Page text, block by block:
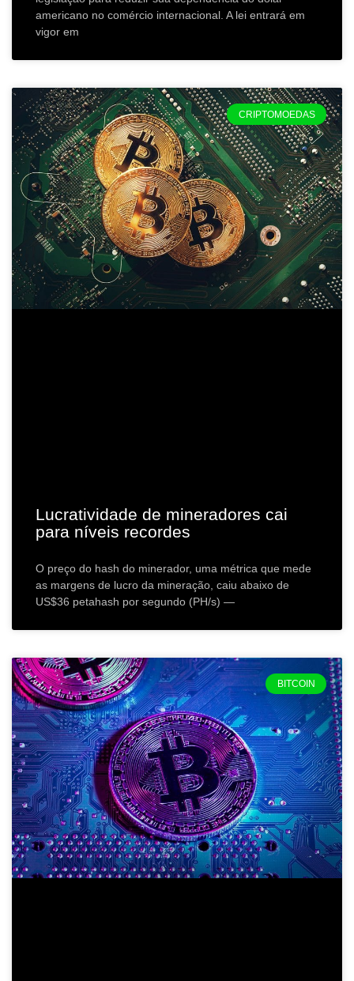
americano no comércio internacional. A lei entrará em
vigor em
CRIPTOMOEDAS
Lucratividade de mineradores cai
para níveis recordes
O preço do hash do minerador, uma métrica que mede
as margens de lucro da mineração, caiu abaixo de
US$36 petahash por segundo (PH/s) —
BITCOIN